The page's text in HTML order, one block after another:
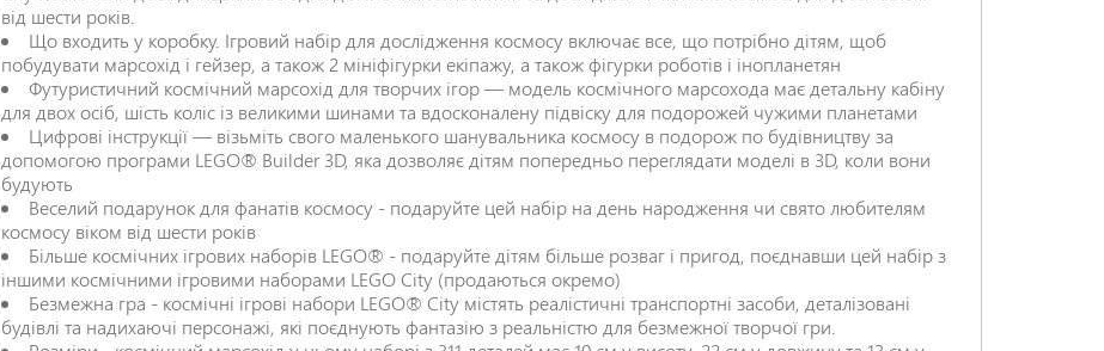
від шести років.
Що входить у коробку. Ігровий набір для дослідження космосу включає все, що потрібно дітям, щоб
побудувати марсохід і гейзер, а також 2 мініфігурки екіпажу, а також фігурки роботів і інопланетян
Футуристичний космічний марсохід для творчих ігор — модель космічного марсохода має детальну кабіну
для двох осіб, шість коліс із великими шинами та вдосконалену підвіску для подорожей чужими планетами
Цифрові інструкції — візьміть свого маленького шанувальника космосу в подорож по будівництву за
допомогою програми LEGO® Builder 3D, яка дозволяє дітям попередньо переглядати моделі в 3D, коли вони
будують
Веселий подарунок для фанатів космосу - подаруйте цей набір на день народження чи свято любителям
космосу віком від шести років
Більше космічних ігрових наборів LEGO® - подаруйте дітям більше розваг і пригод, поєднавши цей набір з
іншими космічними ігровими наборами LEGO City (продаються окремо)
Безмежна гра - космічні ігрові набори LEGO® City містять реалістичні транспортні засоби, деталізовані
будівлі та надихаючі персонажі, які поєднують фантазію з реальністю для безмежної творчої гри.